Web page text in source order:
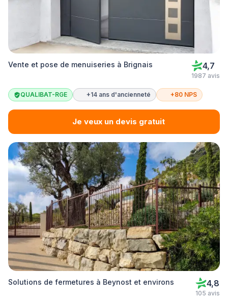
Vente et pose de menuiseries à Brignais 4,7
1987 avis
QUALIBAT-RGE +14 ans d'ancienneté +80 NPS
Je veux un devis gratuit
Solutions de fermetures à Beynost et environs 4,8
105 avis